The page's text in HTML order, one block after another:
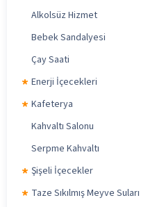
Alkolsüz Hizmet
Bebek Sandalyesi
Çay Saati
Enerji İçecekleri
Kafeterya
Kahvaltı Salonu
Serpme Kahvaltı
Şişeli İçecekler
Taze Sıkılmış Meyve Suları